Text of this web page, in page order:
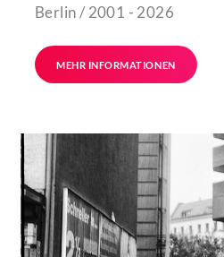
Berlin / 2001 - 2026
MEHR INFORMATIONEN